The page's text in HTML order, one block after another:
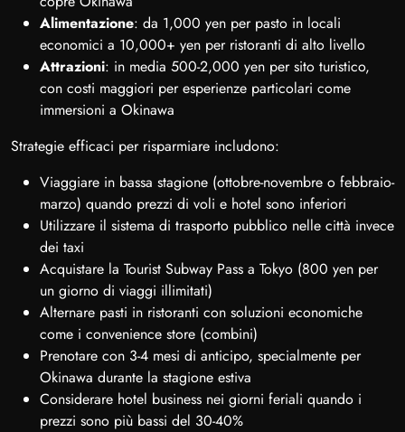
Alimentazione: da 1,000 yen per pasto in locali
economici a 10,000+ yen per ristoranti di alto livello
Attrazioni: in media 500-2,000 yen per sito turistico,
con costi maggiori per esperienze particolari come
immersioni a Okinawa
Strategie efficaci per risparmiare includono:
Viaggiare in bassa stagione (ottobre-novembre o febbraio-
marzo) quando prezzi di voli e hotel sono inferiori
Utilizzare il sistema di trasporto pubblico nelle città invece
dei taxi
Acquistare la Tourist Subway Pass a Tokyo (800 yen per
un giorno di viaggi illimitati)
Alternare pasti in ristoranti con soluzioni economiche
come i convenience store (combini)
Prenotare con 3-4 mesi di anticipo, specialmente per
Okinawa durante la stagione estiva
Considerare hotel business nei giorni feriali quando i
prezzi sono più bassi del 30-40%